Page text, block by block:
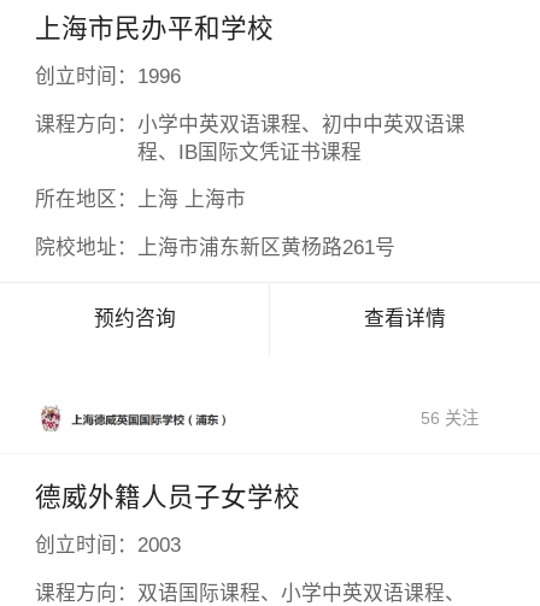
上海市民办平和学校
创立时间： 1996
课程方向： 小学中英双语课程、初中中英双语课
程、IB国际文凭证书课程
所在地区： 上海 上海市
院校地址： 上海市浦东新区黄杨路261号
预约咨询 查看详情
56 关注
德威外籍人员子女学校
创立时间： 2003
课程方向： 双语国际课程、小学中英双语课程、